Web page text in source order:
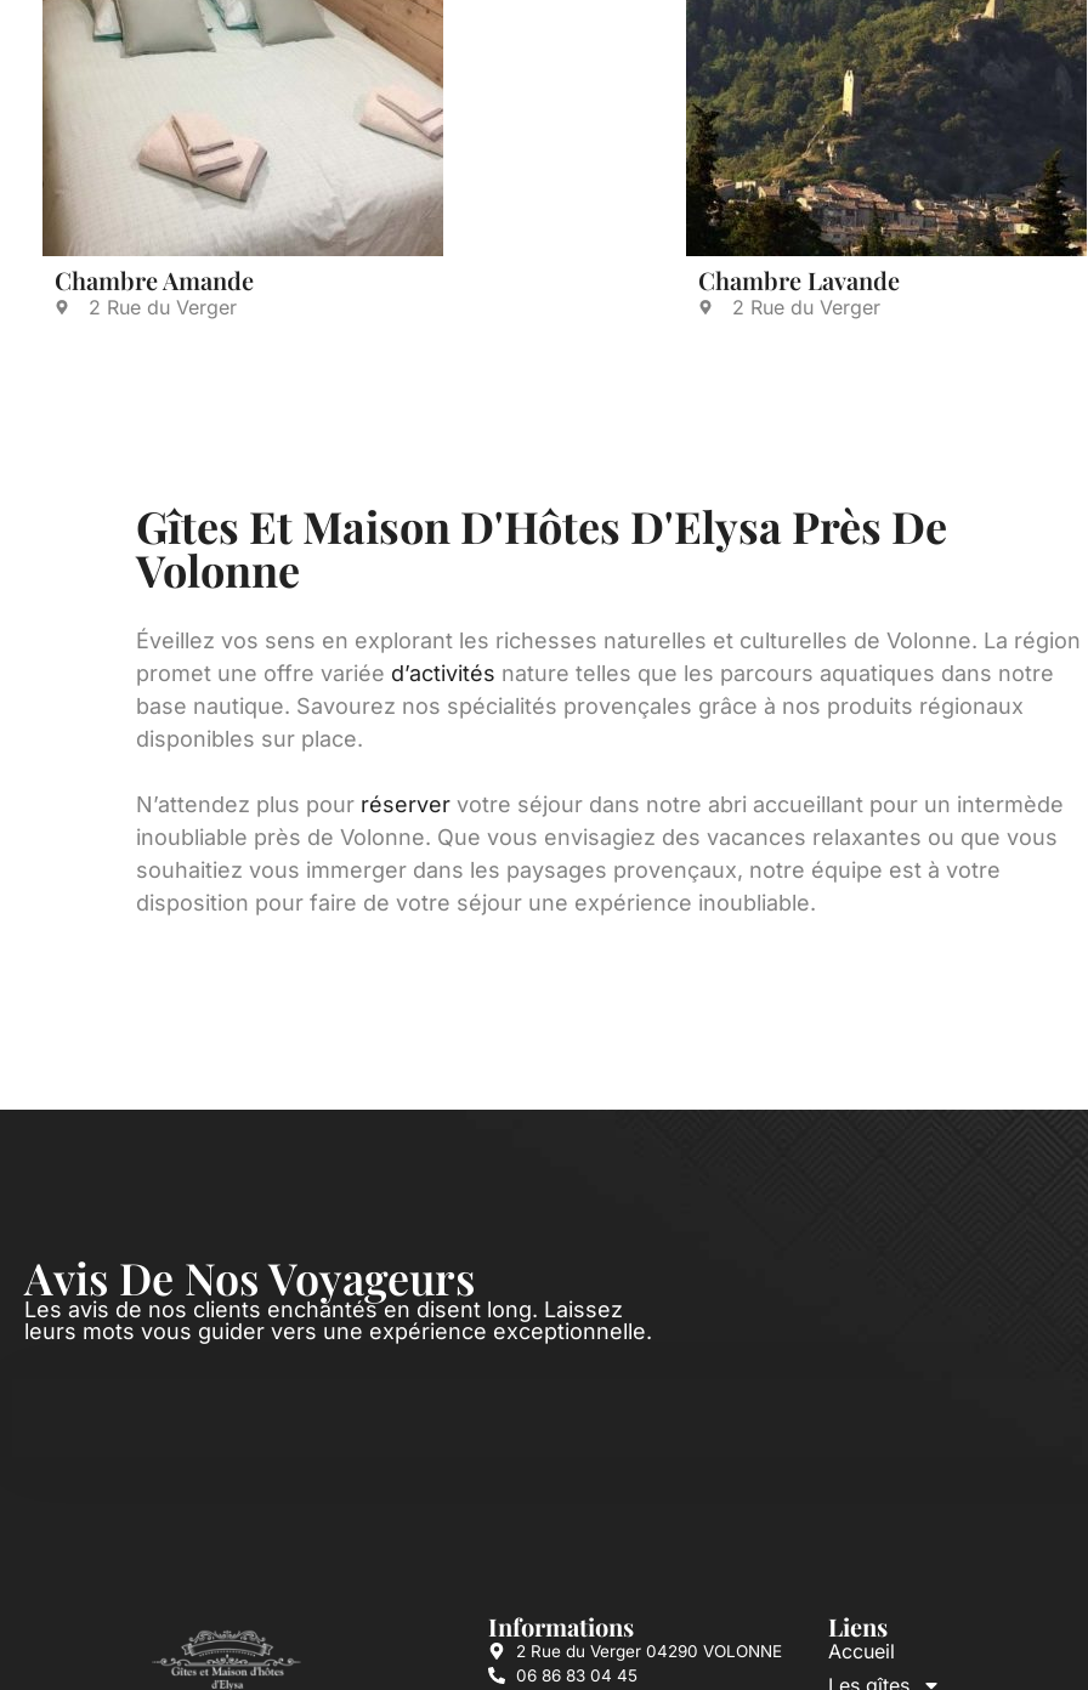
Chambre Amande
2 Rue du Verger
Chambre Lavande
2 Rue du Verger
Gîtes Et Maison D'Hôtes D'Elysa Près De
Volonne
Éveillez vos sens en explorant les richesses naturelles et culturelles de Volonne. La région
promet une offre variée d’activités nature telles que les parcours aquatiques dans notre
base nautique. Savourez nos spécialités provençales grâce à nos produits régionaux
disponibles sur place.
N’attendez plus pour réserver votre séjour dans notre abri accueillant pour un intermède
inoubliable près de Volonne. Que vous envisagiez des vacances relaxantes ou que vous
souhaitiez vous immerger dans les paysages provençaux, notre équipe est à votre
disposition pour faire de votre séjour une expérience inoubliable.
Avis De Nos Voyageurs
Les avis de nos clients enchantés en disent long. Laissez
leurs mots vous guider vers une expérience exceptionnelle.
Informations
2 Rue du Verger 04290 VOLONNE
06 86 83 04 45
Liens
Accueil